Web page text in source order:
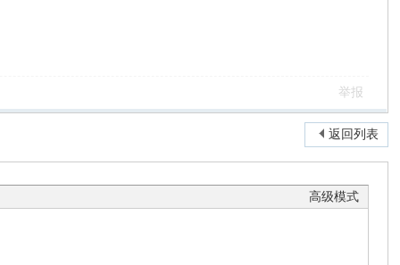
举报
返回列表
高级模式